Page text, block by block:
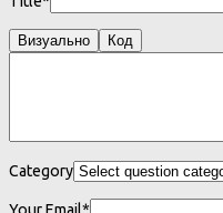
Визуально Код
Category
Your Email*